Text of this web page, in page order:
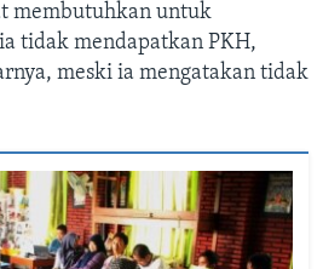
membutuhkan untuk
tidak mendapatkan PKH,
meski ia mengatakan tidak